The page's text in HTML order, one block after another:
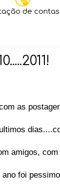
de contas
as
amigos,
foi